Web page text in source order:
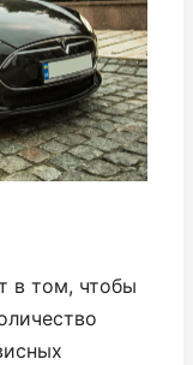
в том, чтобы